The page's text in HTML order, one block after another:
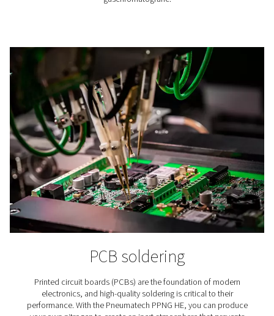
Productie van lithium-
ionbatterijen
Bij de productie van lithium-ionaccu's wordt stikstof
om veroudering van de grondstoffen van de
voorkomen, bij de celproductie, bij de
het testen.